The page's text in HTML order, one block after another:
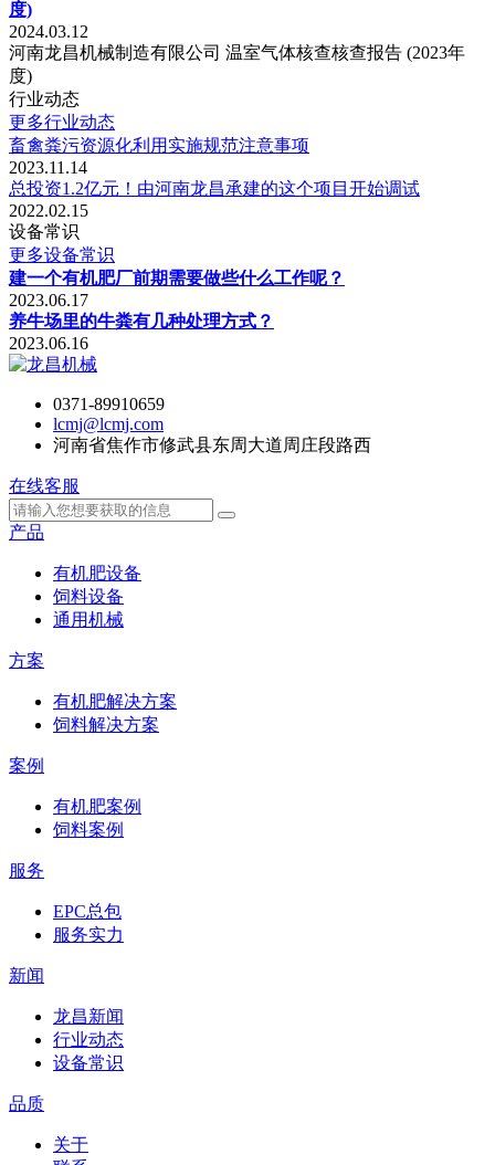
度)
2024.03.12
河南龙昌机械制造有限公司 温室气体核查核查报告 (2023年
度)
行业动态
更多行业动态
畜禽粪污资源化利用实施规范注意事项
2023.11.14
总投资1.2亿元！由河南龙昌承建的这个项目开始调试
2022.02.15
设备常识
更多设备常识
建一个有机肥厂前期需要做些什么工作呢？
2023.06.17
养牛场里的牛粪有几种处理方式？
2023.06.16
0371-89910659
lcmj@lcmj.com
河南省焦作市修武县东周大道周庄段路西
在线客服
产品
有机肥设备
饲料设备
通用机械
方案
有机肥解决方案
饲料解决方案
案例
有机肥案例
饲料案例
服务
EPC总包
服务实力
新闻
龙昌新闻
行业动态
设备常识
品质
关于